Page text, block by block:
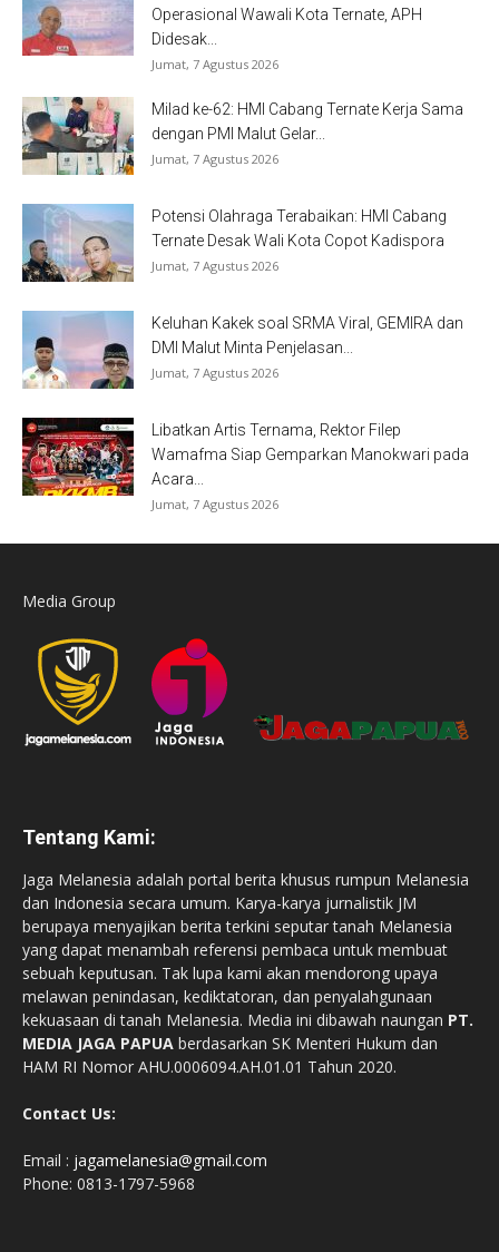
Operasional Wawali Kota Ternate, APH
Didesak...
Jumat, 7 Agustus 2026
Milad ke-62: HMI Cabang Ternate Kerja Sama
dengan PMI Malut Gelar...
Jumat, 7 Agustus 2026
Potensi Olahraga Terabaikan: HMI Cabang
Ternate Desak Wali Kota Copot Kadispora
Jumat, 7 Agustus 2026
Keluhan Kakek soal SRMA Viral, GEMIRA dan
DMI Malut Minta Penjelasan...
Jumat, 7 Agustus 2026
Libatkan Artis Ternama, Rektor Filep
Wamafma Siap Gemparkan Manokwari pada
Acara...
Jumat, 7 Agustus 2026
Media Group
Tentang Kami:
Jaga Melanesia adalah portal berita khusus rumpun Melanesia
dan Indonesia secara umum. Karya-karya jurnalistik JM
berupaya menyajikan berita terkini seputar tanah Melanesia
yang dapat menambah referensi pembaca untuk membuat
sebuah keputusan. Tak lupa kami akan mendorong upaya
melawan penindasan, kediktatoran, dan penyalahgunaan
kekuasaan di tanah Melanesia. Media ini dibawah naungan PT.
MEDIA JAGA PAPUA berdasarkan SK Menteri Hukum dan
HAM RI Nomor AHU.0006094.AH.01.01 Tahun 2020.
Contact Us:
Email : jagamelanesia@gmail.com
Phone: 0813-1797-5968